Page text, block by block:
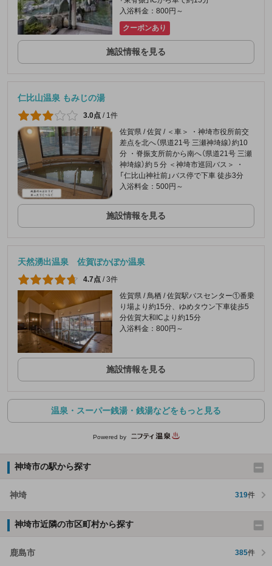
入浴料金：800円～
クーポンあり
施設情報を見る
仁比山温泉 もみじの湯
3.0点 / 1件
佐賀県 / 佐賀 / ＜車＞ ・神埼市役所前交
差点を北へ（県道21号 三瀬神埼線）約10
分 ・脊振支所前から南へ（県道21号 三瀬
神埼線）約５分 ＜神埼市巡回バス＞ ・
「仁比山神社前」バス停で下車 徒歩3分
入浴料金：500円～
施設情報を見る
天然湧出温泉 佐賀ぽかぽか温泉
4.7点 /3件
佐賀県 / 鳥栖 / 佐賀駅バスセンター①番乗
り場より約15分、ゆめタウン下車徒歩5
分佐賀大和ICより約15分
入浴料金：800円～
施設情報を見る
温泉・スーパー銭湯・銭湯などをもっと見る
Powered by
神埼市の駅から探す
神埼 319件
神埼市近隣の市区町村から探す
鹿島市 385件